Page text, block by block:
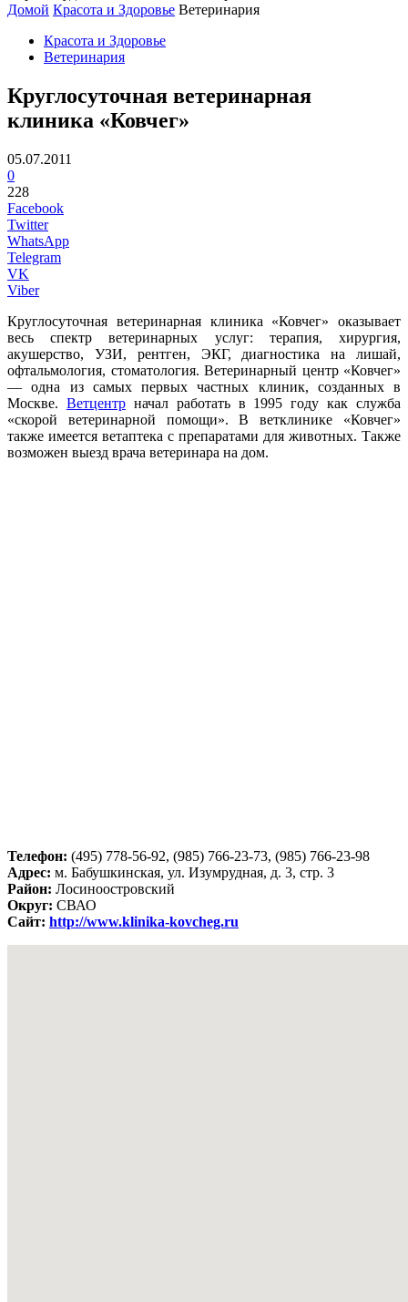
Домой Красота и Здоровье Ветеринария
Красота и Здоровье
Ветеринария
Круглосуточная ветеринарная
клиника «Ковчег»
05.07.2011
0
228
Facebook
Twitter
WhatsApp
Telegram
VK
Viber
Круглосуточная ветеринарная клиника «Ковчег» оказывает
весь спектр ветеринарных услуг: терапия, хирургия,
акушерство, УЗИ, рентген, ЭКГ, диагностика на лишай,
офтальмология, стоматология. Ветеринарный центр «Ковчег»
— одна из самых первых частных клиник, созданных в
Москве. Ветцентрначал работать в 1995 году как служба
«скорой ветеринарной помощи». В ветклинике «Ковчег»
также имеется ветаптека с препаратами для животных. Также
возможен выезд врача ветеринара на дом.
Телефон: (495) 778-56-92, (985) 766-23-73, (985) 766-23-98
Адрес: м. Бабушкинская, ул. Изумрудная, д. 3, стр. 3
Район: Лосиноостровский
Округ: СВАО
Сайт: http://www.klinika-kovcheg.ru